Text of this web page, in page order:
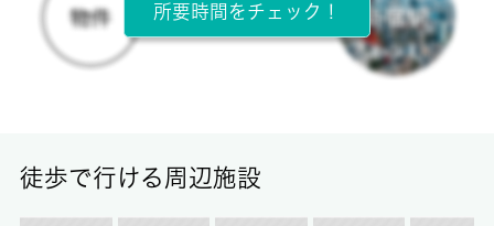
所在階
2階 / 2階建
所要時間をチェック！
徒歩で行ける周辺施設